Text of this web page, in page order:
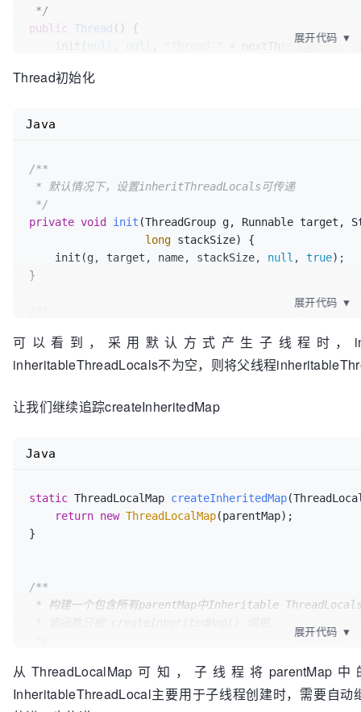
public
Thread ()
{
null null + nextThreadNum(),
展开代码 ▼
Thread初始化
/**
*/
private void init (ThreadGroup g, Runnable target,
long stackSize)
{
    init(g, target, name, stackSize,
null , true);
}
* 此函数有两处调用，
* 1、上面的 init()，不传AccessControlContext，inheritThreadLocals=true
*/
private
void
(ThreadGroup g, Runnable target,
if (inheritThreadLocals &&
this.inheritableThreadLocals =
            ThreadLocal.createInheritedMap(parent.inheritableThreadLocals);
}
Java
展开代码 ▼
可以看到，采用默认方式产生子线程时，
inheritableThreadLocals不为空，则将父线程
让我们继续追踪createInheritedMap
static ThreadLocalMap createInheritedMap
return new ThreadLocalMap(parentMap);
}
/**
    Entry[] parentTable = parentMap.table;
int len = parentTable.length;
Java
展开代码 ▼
从ThreadLocalMap可知，子线程将
InheritableThreadLocal主要用于子线程创建时，需要自